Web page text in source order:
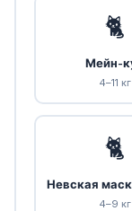
🐈
Мейн-
4–11 кг
🐈
Невская
4–9 кг